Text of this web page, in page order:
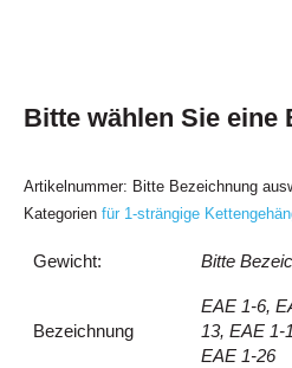
Bitte wählen Sie eine
Artikelnummer: Bitte Bezeichnung
Kategorien für 1-strängige
Gewicht: Bitte
Bezeichnung
EAE 1-6,
13, EAE 1-
EAE 1-26